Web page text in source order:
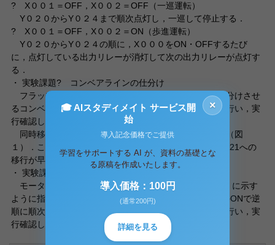
? X００１＝OFF，X００２＝OFF（一巡運転）
Y０２０からY０２４まで順次点灯し，一巡して停止する．
? X００１＝OFF，X００２＝ON（歩進運転）
Y０２０からY０２４の順に，X０００をON・OFFするたび
に，点灯している出力リレーが消灯して次の出力リレーが点灯す
る．
・ 実験課題? コンベアラインの仕分け
フラップを切換えて，荷物を１対２の比率で交互に仕分けさせ
るコンベアラインのSFC図の作成およびコーディングを行い，実
行確認してください．
同時移行禁止のために，信号のパルス化を行っている（図
１）．これがないと，ステートS0からS20へ，S20からS21への
移行が早すぎて，全ての状態が同時に行われてしまう．
・ 実験課題? モータの順序始動，停止
モータM１〜M２を図１４（実験指導書８ページ参照）に示す
ように指導スイッチのONで順次始動し，停止スイッチのONで逆
順に順次停止させるSFC図の作成およびコーディングを行い，実
行確認してください．
×
🎓 AIスタディメイト サービス開
始
導入記念価格でご提供
学習をサポートする AI が、資料の基礎とな
る原稿を作成いたします。
導入価格：100円
(通常200円)
詳細を見る